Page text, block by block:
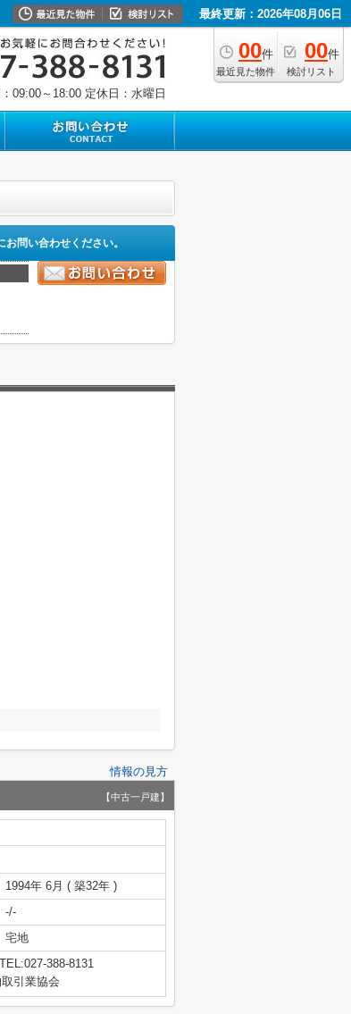
最終更新：2026年08月06日
00件
最近見た物件
00件
検討リスト
09:00～18:00 定休日：水曜日
問い合わせください。
情報の見方
【中古一戸建】
1994年 6月 ( 築32年 )
-/-
宅地
TEL:027-388-8131
引業協会